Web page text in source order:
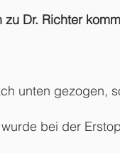
Dr. Richter
unten gezogen,
bei der